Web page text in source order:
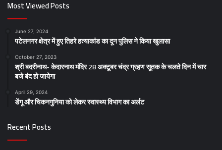
Most Viewed Posts
June 27, 2024
पटेलनगर क्षेत्र में हुए तिहरे हत्याकांड का दून पुलिस ने किया खुलासा
October 27, 2023
श्री बदरीनाथ- केदारनाथ मंदिर 28 अक्टूबर चंद्र ग्रहण सूतक के चलते दिन में चार
बजे बंद हो जायेगा
April 29, 2024
डेंगू और चिकनगुनिया को लेकर स्वास्थ्य विभाग का अर्लट
Recent Posts